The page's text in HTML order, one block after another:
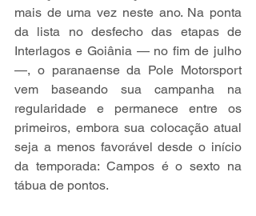
mais de uma vez neste ano. Na ponta
da lista no desfecho das etapas de
Interlagos e Goiânia — no fim de julho
—, o paranaense da Pole Motorsport
vem baseando sua campanha na
regularidade e permanece entre os
primeiros, embora sua colocação atual
seja a menos favorável desde o início
da temporada: Campos é o sexto na
tábua de pontos.